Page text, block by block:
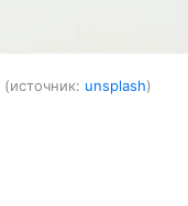
источник: unsplash